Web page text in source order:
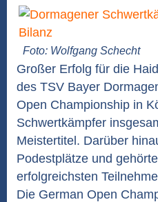
Foto: Wolfgang Schecht
Großer Erfolg für die
des TSV Bayer
Open Championship in
Schwertkämpfer
Meistertitel. Darüber
Podestplätze und
erfolgreichsten
Die German Open